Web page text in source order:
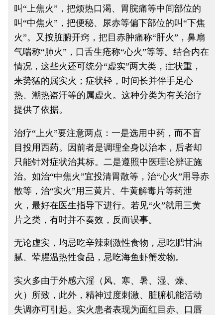
叫“上焦火”，把烦热口渴、胃脘痛等中间部位的
叫“中焦火”，把便秘、尿赤等偏下部位的叫“下焦
火”。又按脏腑开窍，把目赤肿痛称“肝火”，鼻扇
气喘称“肺火”，口舌生疮称“心火”等等。结合内在
情况，这些火还可统分“虚实”两大类，症状重，
来势猛的属实火；症状轻，时间长并伴手足心
热、潮热盗汗等的属虚火。这种分类为有关治疗
提供了依据。
治疗“上火”要注意两点：一是选用中药，而不盲
目投用西药。因前者是调理全身以治本，后者却
只能针对症状治其标。二是遵照中医理论辨证施
治。如治“中焦火”宜投清胃散等，治“心火”用导赤
散等，治“实火”用三黄片、牛黄解毒片等药泄
火，最好在医生指导下进行。若见“火”就用三黄
片之类，有时并不奏效，反而误事。
无论虚实，均忌吃辛辣刺激性食物，忌吃肥甘油
腻、荤腥温热性食品，忌吃海鱼虾蟹发物。
实火多由于外感六淫（风、寒、暑、湿、燥、
火）所致，此外，精神过度刺激、脏腑机能活动
失调亦可引起。实火患者表现为面红目赤、口唇